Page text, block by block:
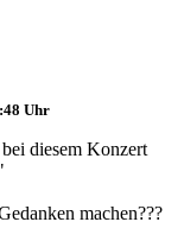
Uhr
diesem Konzert
machen???